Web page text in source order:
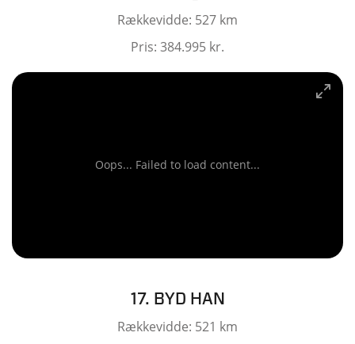
Rækkevidde: 527 km
Pris: 384.995 kr.
Oops... Failed to load content...
17. BYD HAN
Rækkevidde: 521 km